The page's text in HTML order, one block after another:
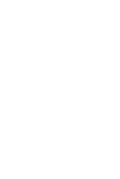
服务中心（北京总部）
预约）
）
约）